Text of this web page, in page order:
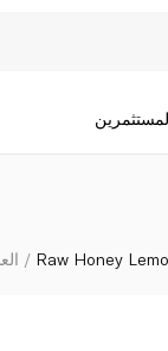
Raw Honey